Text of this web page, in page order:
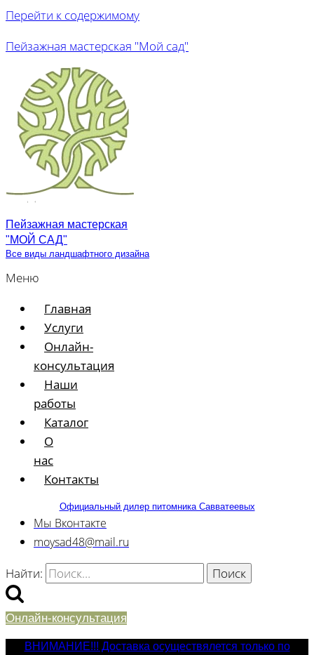
Перейти к содержимому
Пейзажная мастерская "Мой сад"
Пейзажная мастерская
"МОЙ САД"
Все виды ландшафтного дизайна
Меню
Главная
Услуги
Онлайн-
консультация
Наши
работы
Каталог
О
нас
Контакты
Официальный дилер питомника Савватеевых
Мы Вконтакте
moysad48@mail.ru
Найти:
Онлайн-консультация
ВНИМАНИЕ!!! Доставка осуществялется только по